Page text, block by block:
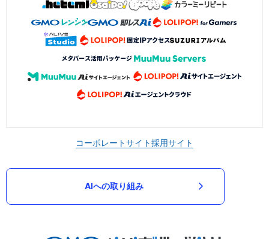
コーポレートサイト採用サイト
AIへの取り組み